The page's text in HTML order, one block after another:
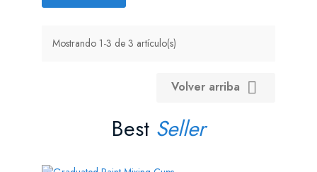
Mostrando 1-3 de 3 artículo(s)
Volver arriba 
Best Seller